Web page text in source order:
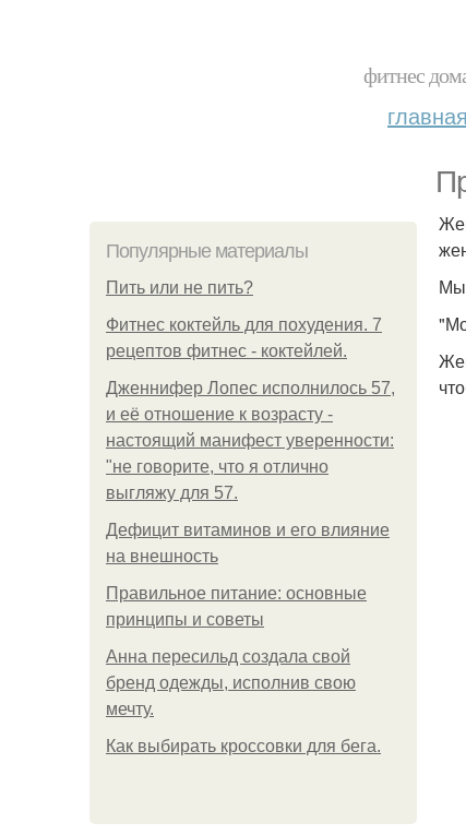
фитнес
главная
Популярные материалы
Пить или не пить?
Фитнес коктейль для похудения. 7
рецептов фитнес - коктейлей.
Дженнифер Лопес исполнилось 57,
и её отношение к возрасту -
настоящий манифест уверенности:
"не говорите, что я отлично
выгляжу для 57.
Дефицит витаминов и его влияние
на внешность
Правильное питание: основные
принципы и советы
Анна пересильд создала свой
бренд одежды, исполнив свою
мечту.
Как выбирать кроссовки для бега.
Мы